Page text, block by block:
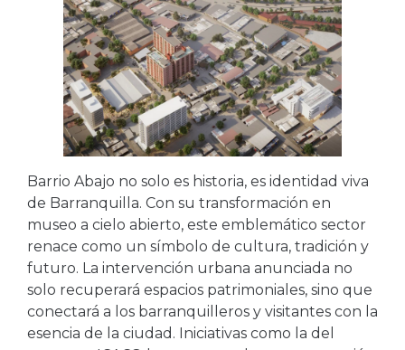
Barrio Abajo no solo es historia, es identidad viva
de Barranquilla. Con su transformación en
museo a cielo abierto, este emblemático sector
renace como un símbolo de cultura, tradición y
futuro. La intervención urbana anunciada no
solo recuperará espacios patrimoniales, sino que
conectará a los barranquilleros y visitantes con la
esencia de la ciudad. Iniciativas como la del